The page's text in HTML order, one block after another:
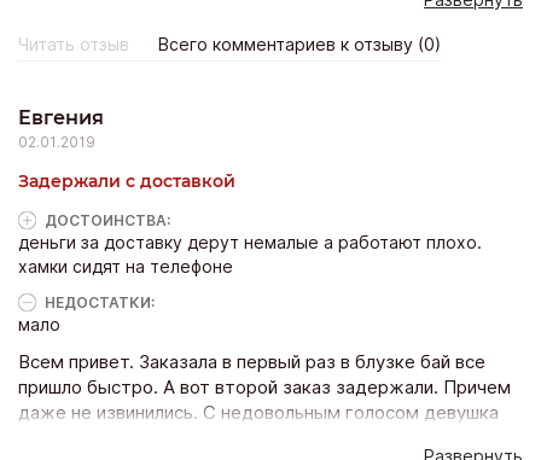
вертолета, а хочется что то модное и стильное купить.
Повезло что нашла этот магазин, вещи просто супер
модные и краисвы! всем подругам своим рассказала про
работу и всех для вас благ.
Читать отзыв Всего комментариев к отзыву (0)
Евгения
02.01.2019
Задержали с доставкой
ДОСТОИНCТВА:
деньги за доставку дерут немалые а работают плохо.
хамки сидят на телефоне
НЕДОСТАТКИ:
мало
Всем привет. Заказала в первый раз в блузке бай все
пришло быстро. А вот второй заказ задержали. Причем
даже не извинились. С недовольным голосом девушка